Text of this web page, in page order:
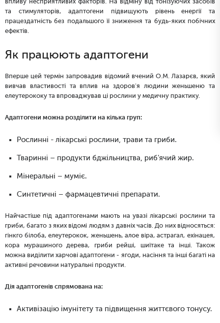
впливу несприятливих факторів. На відміну від тонізуючих засобів
та стимуляторів, адаптогени підвищують рівень енергії та
працездатність без подальшого її зниження та будь-яких побічних
ефектів.
Як працюють адаптогени
Вперше цей термін запровадив відомий вчений О.М. Лазарєв, який
вивчав властивості та вплив на здоров'я людини женьшеню та
елеутерококу та впроваджував ці рослини у медичну практику.
Адаптогени можна розділити на кілька груп:
Рослинні - лікарські рослини, трави та гриби.
Тваринні – продукти бджільництва, риб'ячий жир.
Мінеральні – муміє.
Синтетичні – фармацевтичні препарати.
Найчастіше під адаптогенами мають на увазі лікарські рослини та
гриби, багато з яких відомі людям з давніх часів. До них відносяться:
гінкго білоба, елеутерокок, женьшень, алое віра, астрагал, ехінацея,
кора мурашиного дерева, гриби рейші, шиїтаке та інші. Також
можна виділити харчові адаптогени - ягоди, насіння та інші багаті на
активні речовини натуральні продукти.
Дія адаптогенів спрямована на:
Активізацію імунітету та підвищення життєвого тонусу.